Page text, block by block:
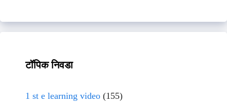
टॉपिक निवडा
1 st e learning video (155)